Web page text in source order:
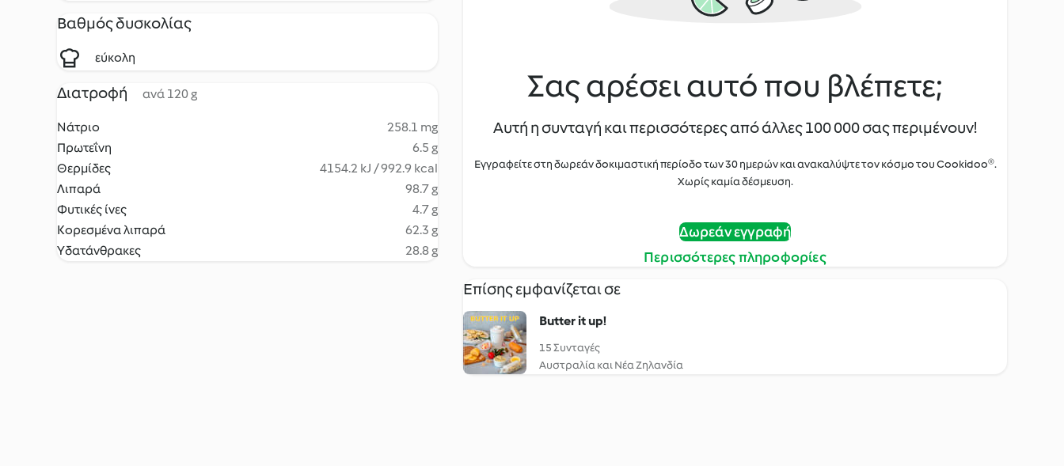
Βαθμός δυσκολίας
εύκολη
Διατροφή ανά 120 g
Νάτριο
258.1 mg
Πρωτεΐνη
6.5 g
Θερμίδες
4154.2 kJ / 992.9 kcal
Λιπαρά
98.7 g
Φυτικές ίνες
4.7 g
Κορεσμένα λιπαρά
62.3 g
Υδατάνθρακες
28.8 g
Σας αρέσει αυτό που βλέπετε;
Αυτή η συνταγή και περισσότερες από άλλες 100 000 σας περιμένουν!
Εγγραφείτε στη δωρεάν δοκιμαστική περίοδο των 30 ημερών και ανακαλύψτε τον κόσμο του Cookidoo®.
Χωρίς καμία δέσμευση.
Δωρεάν εγγραφή
Περισσότερες πληροφορίες
Επίσης εμφανίζεται σε
Butter it up!
15 Συνταγές
Αυστραλία και Νέα Ζηλανδία